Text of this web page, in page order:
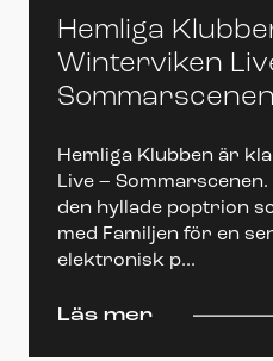
Hemliga
Winterviken
Sommarscenen
Hemliga Klubben är
Live –
den hyllade poptrion
med Familjen för en
elektronisk p...
Läs mer